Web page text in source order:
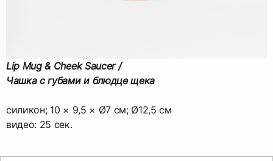
Lip Mug & Cheek Saucer /
Чашка с губами и блюдце щека
силикон; 10 × 9,5 × Ø7 cм; Ø12,5 см
видео: 25 cек.